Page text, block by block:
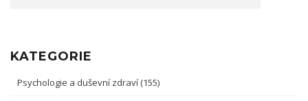
KATEGORIE
Psychologie a duševní zdraví (155)